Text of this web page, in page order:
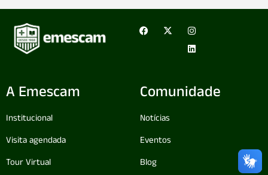
A Emescam
Institucional
Visita agendada
Tour Virtual
Comunidade
Notícias
Eventos
Blog